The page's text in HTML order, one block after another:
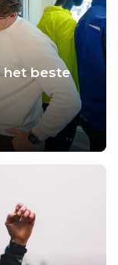
het beste